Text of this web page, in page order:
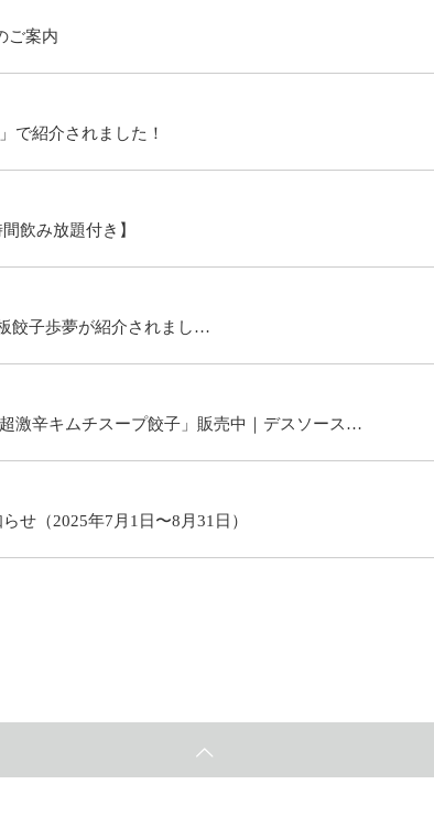
ご案内
で紹介されました！
飲み放題付き】
餃子歩夢が紹介されまし…
激辛キムチスープ餃子」販売中｜デスソース…
せ（2025年7月1日〜8月31日）